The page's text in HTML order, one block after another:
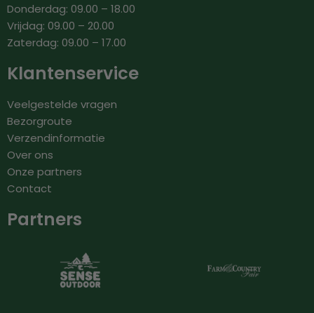
Donderdag: 09.00 – 18.00
Vrijdag: 09.00 – 20.00
Zaterdag: 09.00 – 17.00
Klantenservice
Veelgestelde vragen
Bezorgroute
Verzendinformatie
Over ons
Onze partners
Contact
Partners